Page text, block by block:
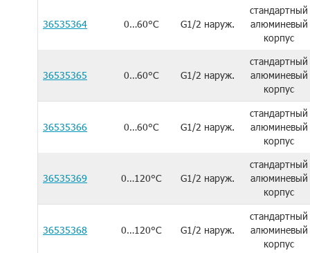
36535364 0…60°C G1/2 наруж.
стандартный
алюминевый
корпус
36535365 0…60°C G1/2 наруж.
стандартный
алюминевый
корпус
36535366 0…60°C G1/2 наруж.
стандартный
алюминевый
корпус
36535369 0…120°C G1/2 наруж.
стандартный
алюминевый
корпус
36535368 0…120°C G1/2 наруж.
стандартный
алюминевый
корпус